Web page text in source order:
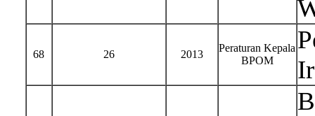
68 26 2013
Peraturan Kepala
BPOM